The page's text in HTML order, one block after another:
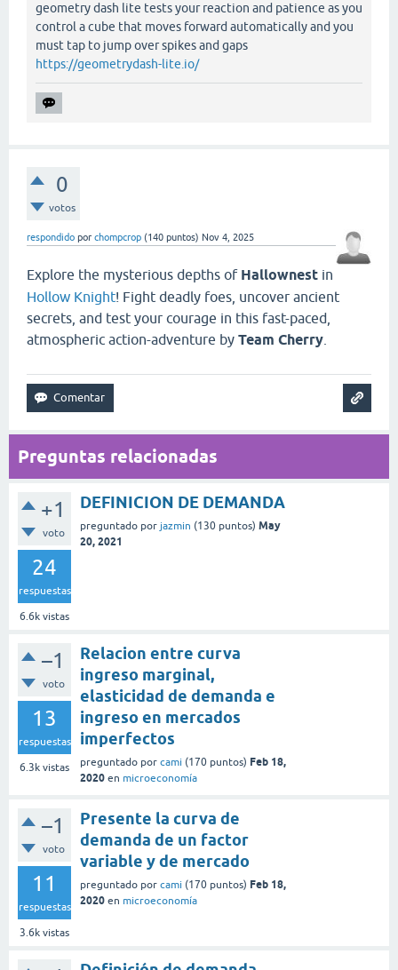
geometry dash lite tests your reaction and patience as you
control a cube that moves forward automatically and you
must tap to jump over spikes and gaps
https://geometrydash-lite.io/
0
votos
respondido por chompcrop (140 puntos) Nov 4, 2025
Explore the mysterious depths of Hallownest in
Hollow Knight! Fight deadly foes, uncover ancient
secrets, and test your courage in this fast-paced,
atmospheric action-adventure by Team Cherry
Preguntas relacionadas
+1
voto
24
respuestas
6.6k vistas
DEFINICION DE DEMANDA
preguntado por jazmin (130 puntos) May
20, 2021
–1
voto
13
respuestas
6.3k vistas
Relacion entre curva
ingreso marginal,
elasticidad de demanda e
ingreso en mercados
imperfectos
preguntado por cami (170 puntos) Feb 18,
2020 en microeconomía
–1
voto
11
respuestas
3.6k vistas
Presente la curva de
demanda de un factor
variable y de mercado
preguntado por cami (170 puntos) Feb 18,
2020 en microeconomía